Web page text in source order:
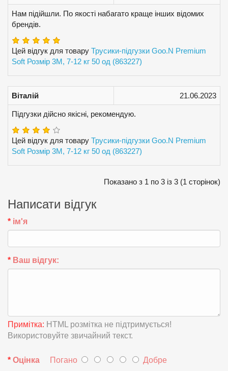
Нам підійшли. По якості набагато краще інших відомих
брендів.
Цей відгук для товару Трусики-підгузки Goo.N Premium
Soft Розмір 3M, 7-12 кг 50 од (863227)
Віталій 21.06.2023
Підгузки дійсно якісні, рекомендую.
Цей відгук для товару Трусики-підгузки Goo.N Premium
Soft Розмір 3M, 7-12 кг 50 од (863227)
Показано з 1 по 3 із 3 (1 сторінок)
Написати відгук
ім'я
Ваш відгук:
Примітка: HTML розмітка не підтримується!
Використовуйте звичайний текст.
Оцінка Погано Добре